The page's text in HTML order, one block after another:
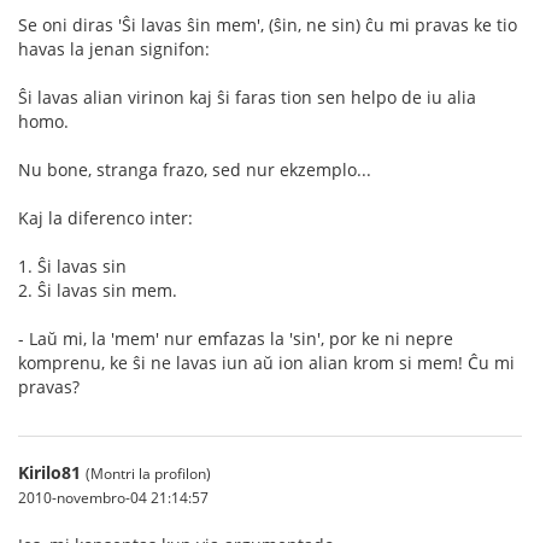
Se oni diras 'Ŝi lavas ŝin mem', (ŝin, ne sin) ĉu mi pravas ke tio
havas la jenan signifon:
Ŝi lavas alian virinon kaj ŝi faras tion sen helpo de iu alia
homo.
Nu bone, stranga frazo, sed nur ekzemplo...
Kaj la diferenco inter:
1. Ŝi lavas sin
2. Ŝi lavas sin mem.
- Laŭ mi, la 'mem' nur emfazas la 'sin', por ke ni nepre
komprenu, ke ŝi ne lavas iun aŭ ion alian krom si mem! Ĉu mi
pravas?
Kirilo81 (Montri la profilon)
2010-novembro-04 21:14:57